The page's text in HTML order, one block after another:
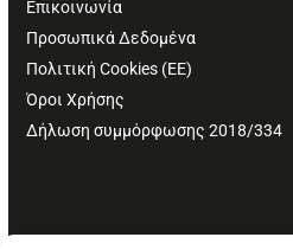
Επικοινωνία
Προσωπικά Δεδομένα
Πολιτική Cookies (ΕΕ)
Όροι Χρήσης
Δήλωση συμμόρφωσης 2018/334